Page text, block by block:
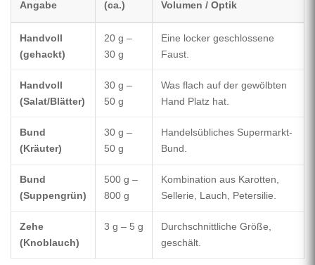
Angabe
(ca.)
Volumen / Optik
Handvoll
(gehackt)
20 g –
30 g
Eine locker geschlossene
Faust.
Handvoll
(Salat/Blätter)
30 g –
50 g
Was flach auf der gewölbten
Hand Platz hat.
Bund
(Kräuter)
30 g –
50 g
Handelsübliches Supermarkt-
Bund.
Bund
(Suppengrün)
500 g –
800 g
Kombination aus Karotten,
Sellerie, Lauch, Petersilie.
Zehe
(Knoblauch)
3 g – 5 g
Durchschnittliche Größe,
geschält.